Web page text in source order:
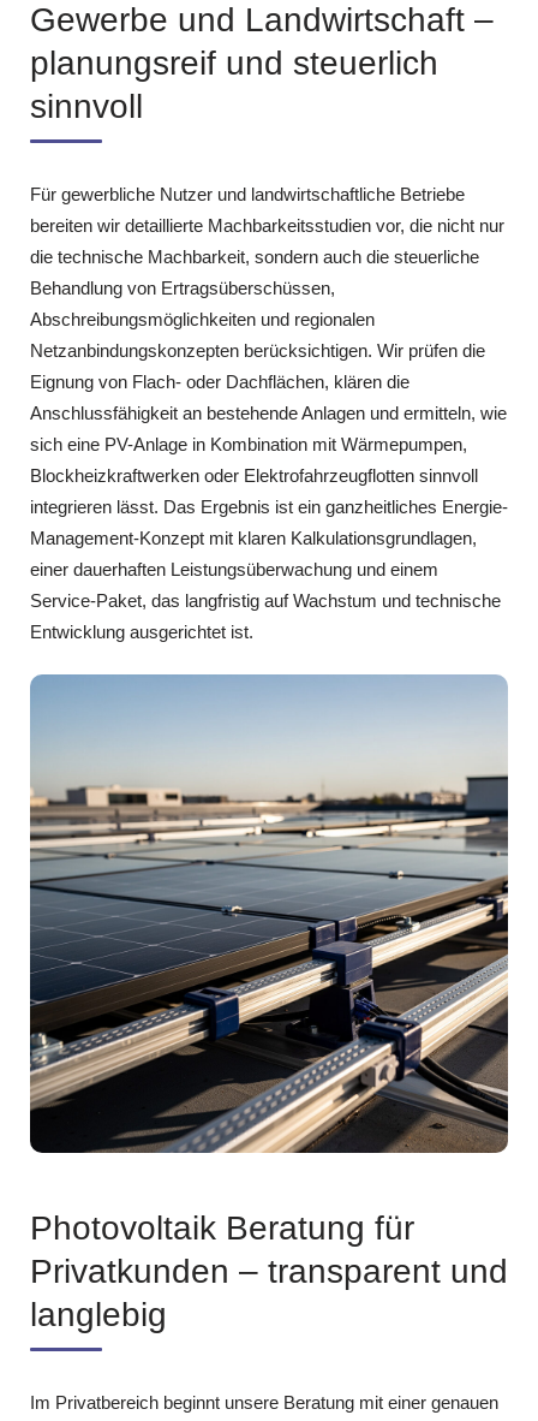
Photovoltaik Beratung für
Privatkunden – transparent und
langlebig
Im Privatbereich beginnt unsere Beratung mit einer genauen
Gewerbe und Landwirtschaft –
planungsreif und steuerlich
sinnvoll
Für gewerbliche Nutzer und landwirtschaftliche Betriebe
bereiten wir detaillierte Machbarkeitsstudien vor, die nicht nur
die technische Machbarkeit, sondern auch die steuerliche
Behandlung von Ertragsüberschüssen,
Abschreibungsmöglichkeiten und regionalen
Netzanbindungskonzepten berücksichtigen. Wir prüfen die
Eignung von Flach- oder Dachflächen, klären die
Anschlussfähigkeit an bestehende Anlagen und ermitteln, wie
sich eine PV-Anlage in Kombination mit Wärmepumpen,
Blockheizkraftwerken oder Elektrofahrzeugflotten sinnvoll
integrieren lässt. Das Ergebnis ist ein ganzheitliches Energie-
Management-Konzept mit klaren Kalkulationsgrundlagen,
einer dauerhaften Leistungsüberwachung und einem
Service-Paket, das langfristig auf Wachstum und technische
Entwicklung ausgerichtet ist.